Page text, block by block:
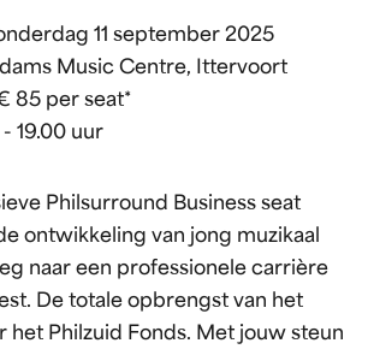
11 september 2025
Music Centre, Ittervoort
85 per seat*
- 19.00 uur
Philsurround Business seat
ontwikkeling van jong muzikaal
naar een professionele carrière
De totale opbrengst van het
het Philzuid Fonds. Met jouw steun